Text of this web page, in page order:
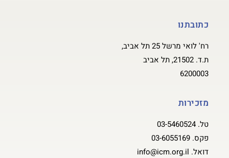
כתובתנו
רח' לואי מרשל 25 תל אביב,
ת.ד. 21502, תל אביב
6200003
מזכירות
טל. 03-5460524
פקס. 03-6055169
דואל. info@icm.org.il